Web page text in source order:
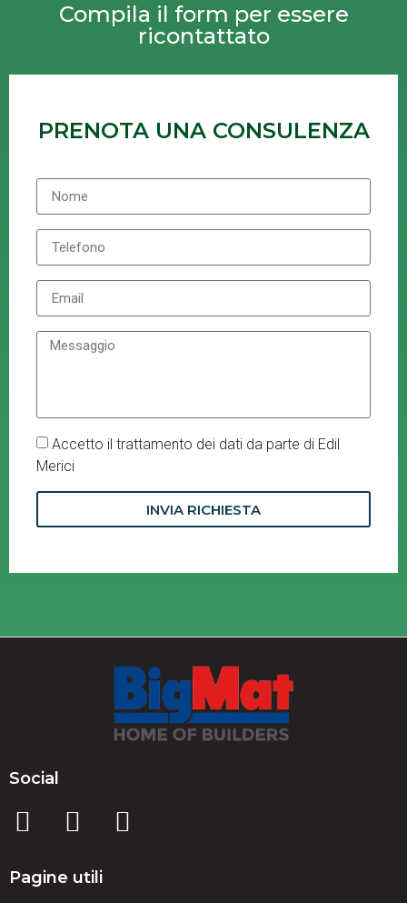
Compila il form per essere
ricontattato
PRENOTA UNA CONSULENZA
Accetto il trattamento dei dati da parte di Edil
Merici
INVIA RICHIESTA
Social
Pagine utili